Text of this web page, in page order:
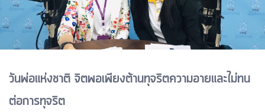
วันพ่อแห่งชาติ จิตพอเพียงต้านทุจริตความอายและไม่ทน
ต่อการทุจริต